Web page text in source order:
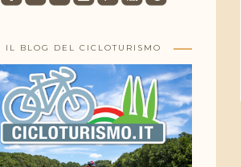
IL BLOG DEL CICLOTURISMO